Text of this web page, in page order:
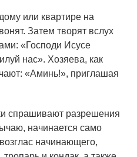
или квартире на
Затем творят вслух
«Господи Исусе
нас». Хозяева, как
«Аминь!», приглашая
спрашивают разрешения
начинается само
начинающего,